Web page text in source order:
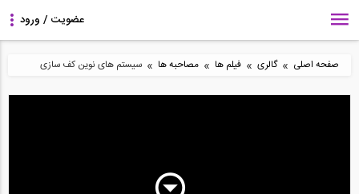
صفحه اصلی » گالری » فیلم ها » مصاحبه ها » سیستم های نوین کف سازی
مصاحبه با زاها حدید،